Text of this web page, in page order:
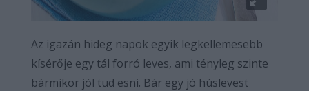
Az igazán hideg napok egyik legkellemesebb
kísérője egy tál forró leves, ami tényleg szinte
bármikor jól tud esni. Bár egy jó húslevest